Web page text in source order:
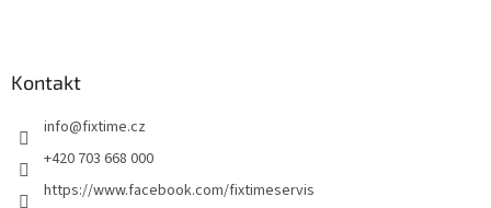
Kontakt
info@fixtime.cz
+420 703 668 000
https://www.facebook.com/fixtimeservis